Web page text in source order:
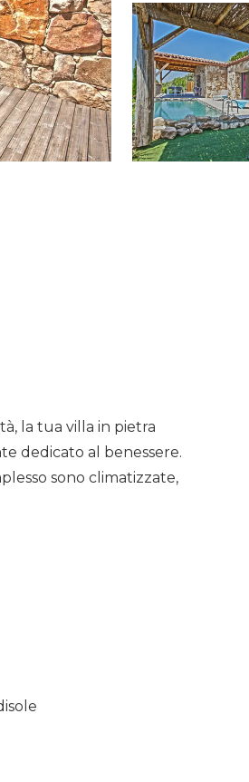
la tua villa in pietra
dedicato al benessere.
sono climatizzate,